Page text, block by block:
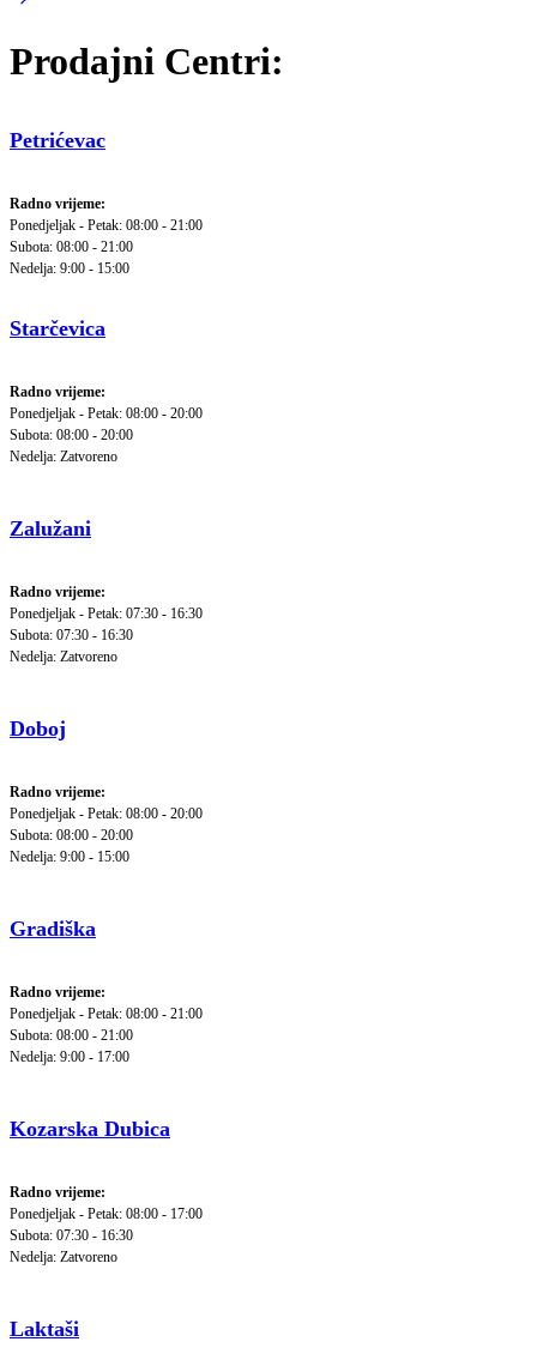
Prodajni Centri:
Petrićevac
Radno vrijeme:
Ponedjeljak - Petak: 08:00 - 21:00
Subota: 08:00 - 21:00
Nedelja: 9:00 - 15:00
Starčevica
Radno vrijeme:
Ponedjeljak - Petak: 08:00 - 20:00
Subota: 08:00 - 20:00
Nedelja: Zatvoreno
Zalužani
Radno vrijeme:
Ponedjeljak - Petak: 07:30 - 16:30
Subota: 07:30 - 16:30
Nedelja: Zatvoreno
Doboj
Radno vrijeme:
Ponedjeljak - Petak: 08:00 - 20:00
Subota: 08:00 - 20:00
Nedelja: 9:00 - 15:00
Gradiška
Radno vrijeme:
Ponedjeljak - Petak: 08:00 - 21:00
Subota: 08:00 - 21:00
Nedelja: 9:00 - 17:00
Kozarska Dubica
Radno vrijeme:
Ponedjeljak - Petak: 08:00 - 17:00
Subota: 07:30 - 16:30
Nedelja: Zatvoreno
Laktaši